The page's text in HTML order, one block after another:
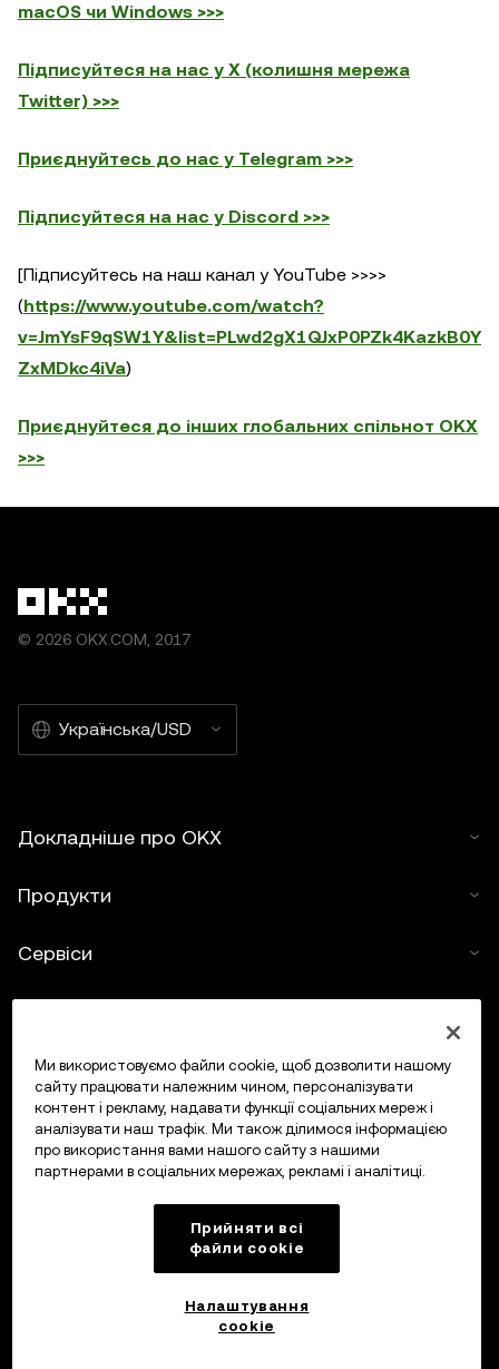
macOS чи Windows >>>
Підписуйтеся на нас у X (колишня мережа
Twitter) >>>
Приєднуйтесь до нас у Telegram >>>
Підписуйтеся на нас у Discord >>>
[Підписуйтесь на наш канал у YouTube >>>>
(https://www.youtube.com/watch?
v=JmYsF9qSW1Y&list=PLwd2gX1QJxP0PZk4KazkB0Y
ZxMDkc4iVa)
Приєднуйтеся до інших глобальних спільнот OKX
>>>
© 2026 OKX.COM, 2017
Українська/USD
Докладніше про OKX
Продукти
Сервіси
Купити криптовалюту
Калькулятор криптовалюти
Торгувати
Ми використовуємо файли cookie, щоб дозволити нашому
сайту працювати належним чином, персоналізувати
контент і рекламу, надавати функції соціальних мереж і
аналізувати наш трафік. Ми також ділимося інформацією
про використання вами нашого сайту з нашими
партнерами в соціальних мережах, рекламі і аналітиці.
Прийняти всі
файли сookie
Налаштування
cookie